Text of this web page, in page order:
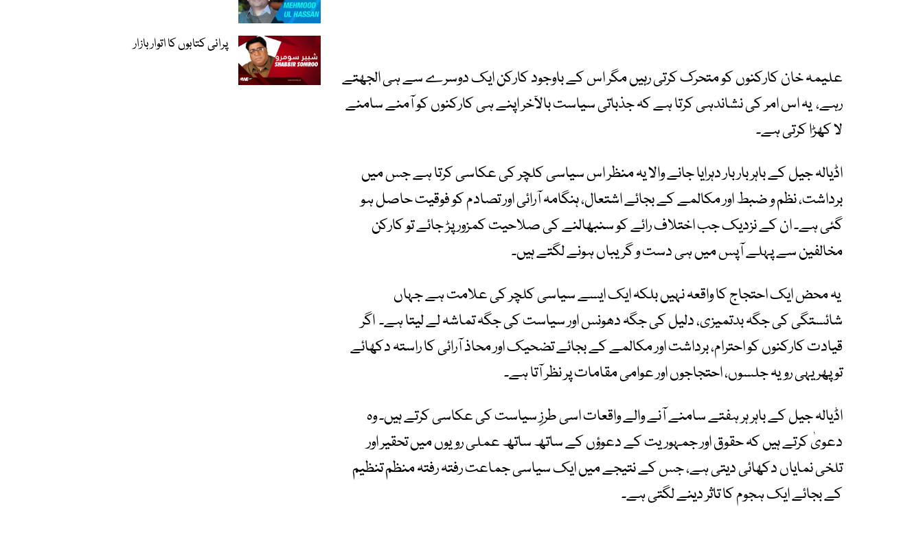
علیمہ خان کارکنوں کو متحرک کرتی رہیں مگر اس کے باوجود کارکن ایک دوسرے سے ہی الجھتے
رہے، یہ اس امر کی نشاندہی کرتا ہے کہ جذباتی سیاست بالآخر اپنے ہی کارکنوں کو آمنے سامنے
لا کھڑا کرتی ہے۔
اڈیالہ جیل کے باہر بار بار دہرایا جانے والا یہ منظر اس سیاسی کلچر کی عکاسی کرتا ہے جس میں
برداشت، نظم و ضبط اور مکالمے کے بجائے اشتعال، ہنگامہ آرائی اور تصادم کو فوقیت حاصل ہو
گئی ہے۔ ان کے نزدیک جب اختلاف رائے کو سنبھالنے کی صلاحیت کمزور پڑ جائے تو کارکن
مخالفین سے پہلے آپس میں ہی دست و گریباں ہونے لگتے ہیں۔
یہ محض ایک احتجاج کا واقعہ نہیں بلکہ ایک ایسے سیاسی کلچر کی علامت ہے جہاں
شائستگی کی جگہ بدتمیزی، دلیل کی جگہ دھونس اور سیاست کی جگہ تماشہ لے لیتا ہے۔ اگر
قیادت کارکنوں کو احترام، برداشت اور مکالمے کے بجائے تضحیک اور محاذ آرائی کا راستہ دکھائے
تو پھر یہی رویہ جلسوں، احتجاجوں اور عوامی مقامات پر نظر آتا ہے۔
اڈیالہ جیل کے باہر ہر ہفتے سامنے آنے والے واقعات اسی طرزِ سیاست کی عکاسی کرتے ہیں۔ وہ
دعویٰ کرتے ہیں کہ حقوق اور جمہوریت کے دعوؤں کے ساتھ ساتھ عملی رویوں میں تحقیر اور
تلخی نمایاں دکھائی دیتی ہے، جس کے نتیجے میں ایک سیاسی جماعت رفتہ رفتہ منظم تنظیم
کے بجائے ایک ہجوم کا تاثر دینے لگتی ہے۔
پرانی کتابوں کا اتوار بازار